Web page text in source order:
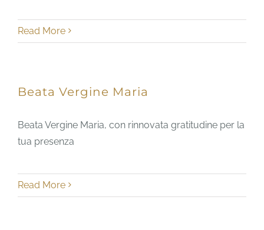
Read More
Beata Vergine Maria
Beata Vergine Maria, con rinnovata gratitudine per la
tua presenza
Read More